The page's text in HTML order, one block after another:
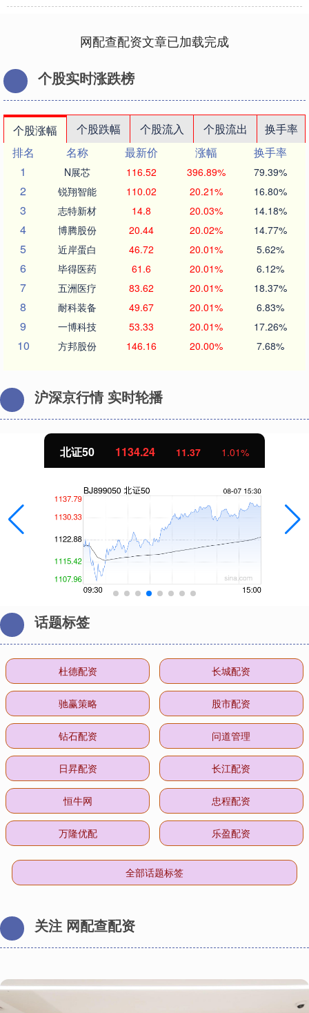
网配查配资文章已加载完成
个股实时涨跌榜
个股涨幅 个股跌幅 个股流入 个股流出
换手率
排名
名称 最新价 涨幅
换手率
1
N展芯 116.52 396.89% 79.39%
2 锐翔智能 110.02 20.21% 16.80%
3 志特新材 14.8 20.03% 14.18%
4 博腾股份 20.44 20.02% 14.77%
5 近岸蛋白 46.72 20.01% 5.62%
6 毕得医药 61.6 20.01% 6.12%
7 五洲医疗 83.62 20.01% 18.37%
8 耐科装备 49.67 20.01% 6.83%
9 一博科技 53.33 20.01% 17.26%
10 方邦股份 146.16 20.00% 7.68%
沪深京行情 实时轮播
创业板指 3563.12 47.56 1.35%
话题标签
杜德配资 长城配资
驰赢策略 股市配资
钻石配资 问道管理
日昇配资 长江配资
恒牛网 忠程配资
万隆优配 乐盈配资
全部话题标签
关注 网配查配资